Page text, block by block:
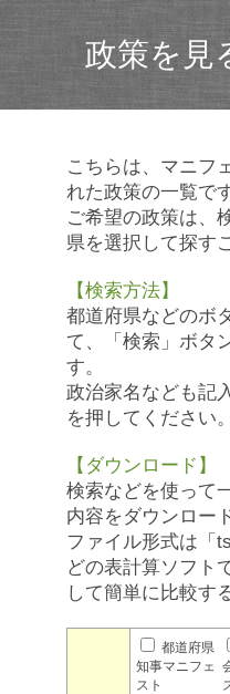
政策を見
こちらは、マニフ
れた政策の一覧です
ご希望の政策は、
県を選択して探す
【検索方法】
都道府県などのボ
て、「検索」ボタ
す。
政治家名なども記
を押してください。
【ダウンロード】
検索などを使って
内容をダウンロー
ファイル形式は「
どの表計算ソフト
して簡単に比較す
都道府県
知事マニフェ
スト